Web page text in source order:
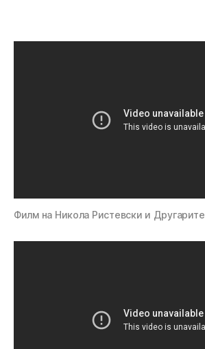
Филм на Никола Ристевски и Другарите